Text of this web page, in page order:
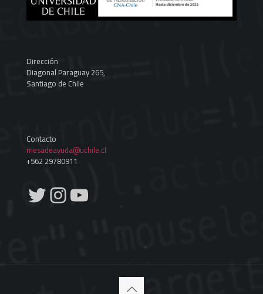
Dirección
Diagonal Paraguay 265,
Santiago de Chile
Contacto
mesadeayuda@uchile.cl
+562 29780911
Twitter
Instagram
YouTube